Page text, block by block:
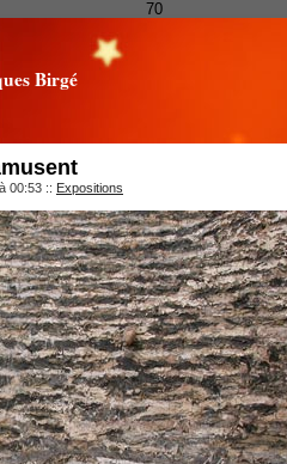
70
Birgé
00:53 :: Expositions